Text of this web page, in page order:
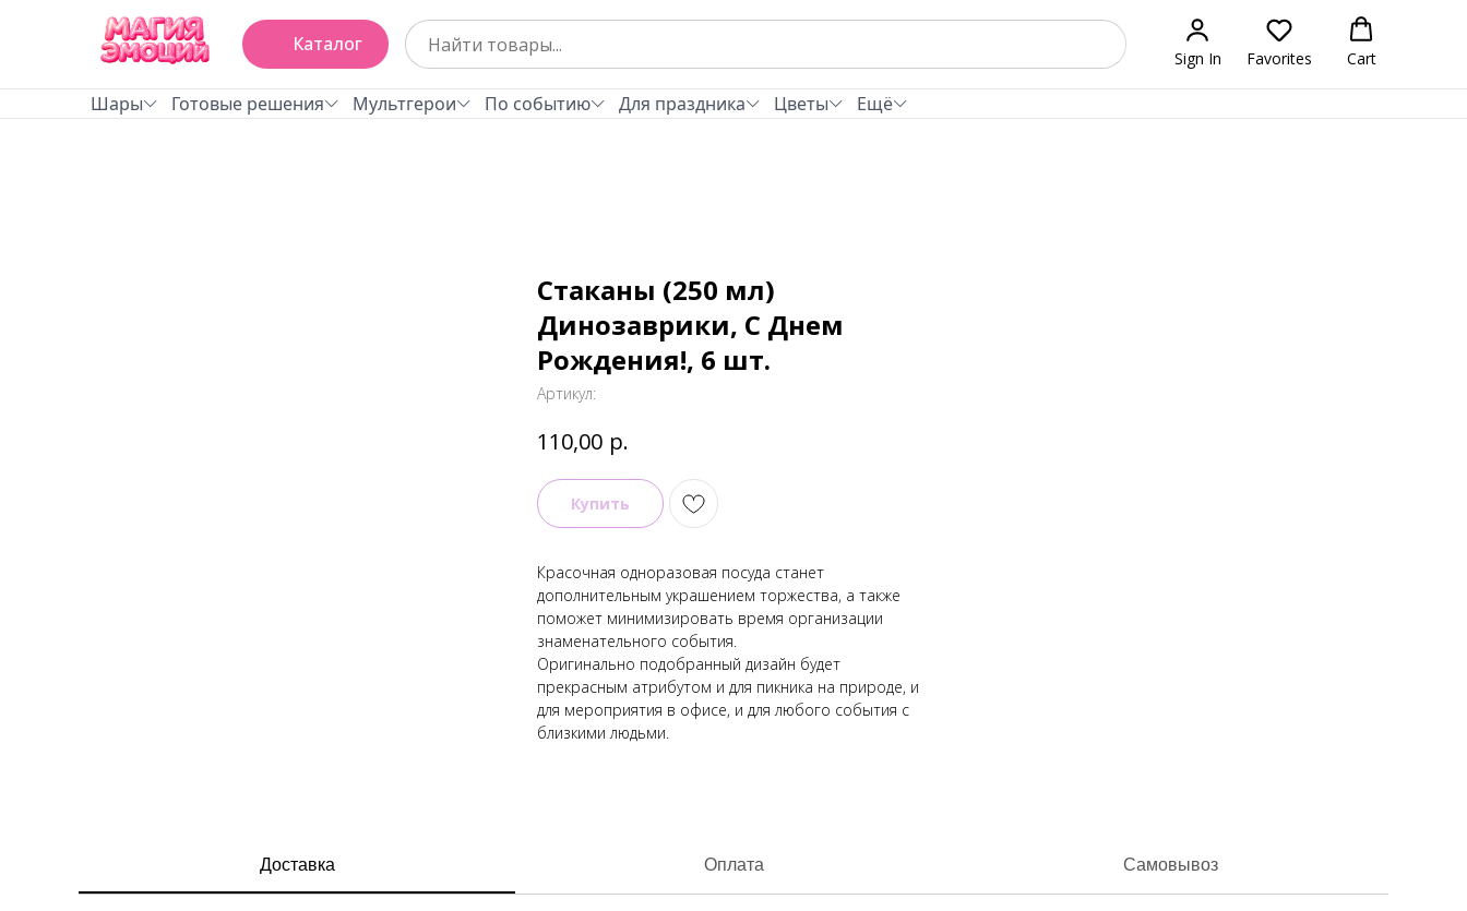
Каталог
Sign In Favorites Cart
Шары Готовые решения Мультгерои По событию Для праздника Цветы Ещё
Стаканы (250 мл)
Динозаврики, С Днем
Рождения!, 6 шт.
Артикул:
110,00 р.
Купить
Красочная одноразовая посуда станет
дополнительным украшением торжества, а также
поможет минимизировать время организации
знаменательного события.
Оригинально подобранный дизайн будет
прекрасным атрибутом и для пикника на природе, и
для мероприятия в офисе, и для любого события с
близкими людьми.
Доставка Оплата Самовывоз